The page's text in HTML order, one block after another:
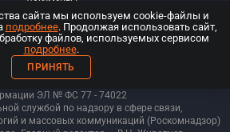
Документы
— Все права защищены
18+
о регистрации средств массовой
ЭЛ № ФС 77 - 74022
службой по надзору в сфере связи,
и массовых коммуникаций (Роскомнадзор)
сайта мы используем cookie-файлы и
подробнее. Продолжая использовать сайт,
файлов, используемых сервисом
подробнее.
ПРИНЯТЬ